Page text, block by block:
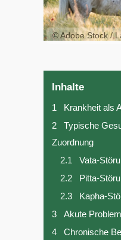
© Adobe Stock /
Inhalte
1
Krankheit als
2
Typische
Zuordnung
2.1
Vata-
2.2
Pitta-
2.3
Kapha-
3
Akute
4
Chronische